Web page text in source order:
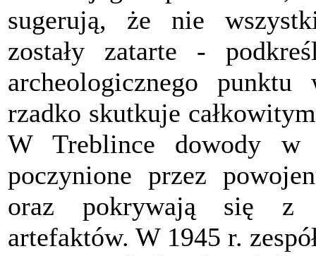
sugerują, że nie
zostały zatarte -
archeologicznego punktu
rzadko skutkuje
W Treblince dowody w
poczynione przez
oraz pokrywają się z
artefaktów. W 1945 r.